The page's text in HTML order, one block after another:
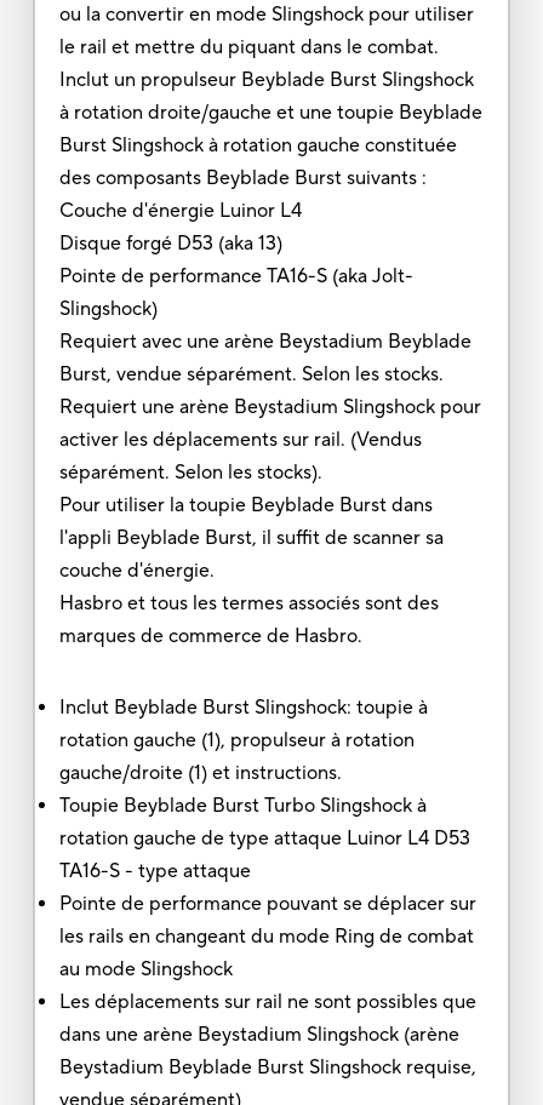
ou la convertir en mode Slingshock pour utiliser
le rail et mettre du piquant dans le combat.
Inclut un propulseur Beyblade Burst Slingshock
à rotation droite/gauche et une toupie Beyblade
Burst Slingshock à rotation gauche constituée
des composants Beyblade Burst suivants :
Couche d'énergie Luinor L4
Disque forgé D53 (aka 13)
Pointe de performance TA16-S (aka Jolt-
Slingshock)
Requiert avec une arène Beystadium Beyblade
Burst, vendue séparément. Selon les stocks.
Requiert une arène Beystadium Slingshock pour
activer les déplacements sur rail. (Vendus
séparément. Selon les stocks).
Pour utiliser la toupie Beyblade Burst dans
l'appli Beyblade Burst, il suffit de scanner sa
couche d'énergie.
Hasbro et tous les termes associés sont des
marques de commerce de Hasbro.
Inclut Beyblade Burst Slingshock: toupie à
rotation gauche (1), propulseur à rotation
gauche/droite (1) et instructions.
Toupie Beyblade Burst Turbo Slingshock à
rotation gauche de type attaque Luinor L4 D53
TA16-S - type attaque
Pointe de performance pouvant se déplacer sur
les rails en changeant du mode Ring de combat
au mode Slingshock
Les déplacements sur rail ne sont possibles que
dans une arène Beystadium Slingshock (arène
Beystadium Beyblade Burst Slingshock requise,
vendue séparément)